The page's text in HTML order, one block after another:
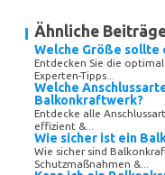
Ähnliche
Welche Größe sollte
Entdecken Sie die
Experten-Tipps...
Welche
Balkonkraftwerk?
Entdecke alle
effizient &...
Wie sicher ist ein
Wie sicher sind
Schutzmaßnahmen &...